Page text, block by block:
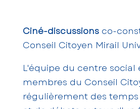
Ciné-discussionsco-
Conseil Citoyen Mirail
L'équipe du centre social
membres du Conseil
régulièrement des